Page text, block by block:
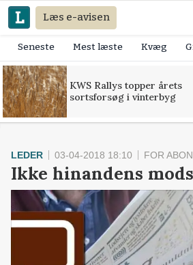
Læs e-avisen
Seneste Mest læste Kvæg
KWS Rallys topper årets
sortsforsøg i vinterbyg
LEDER 03-04-2018 18:10 FOR
Ikke hinandens